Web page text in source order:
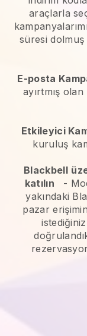
araçlarla
süresi dolmuş
E-posta
ayırtmış
Etkileyici
kuruluş
Blackbell
katılın
-
yakındaki
pazar